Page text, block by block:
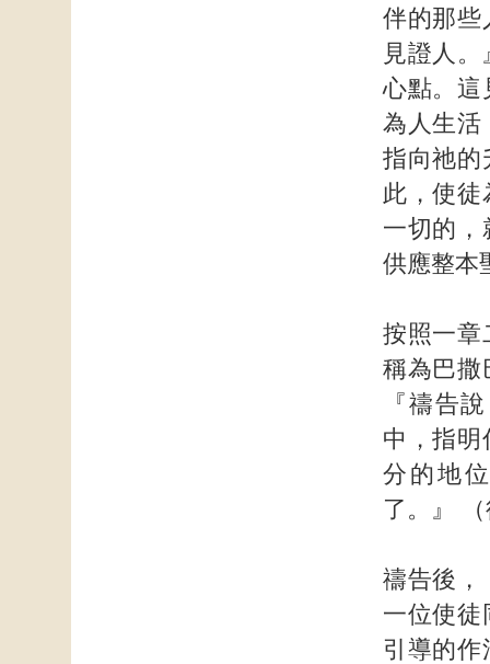
伴的那些
見證人
心點。這
為人生活
指向祂的
此，使徒
一切的，
供應整本
按照一章
稱為巴撒
『禱告
中，指明
分的地
了。』
禱告後，
一位使徒
引導的作